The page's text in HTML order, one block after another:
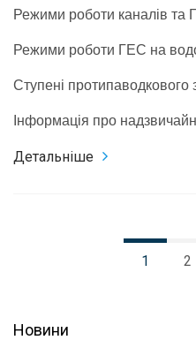
Режими роботи каналів та
Режими роботи ГЕС на
Ступені протипаводкового
Інформація про
Детальніше
1 2
Новини